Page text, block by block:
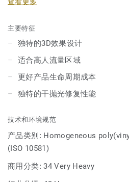
无方向性的3D效果。不论是需要人
Eminent都能为客户创造明快和谐
Eminent不仅拥有iQ系列优异的产
主要特征
独特的3D效果设计
适合高人流量区域
更好产品生命周期成本
独特的干抛光修复性能
技术和环境规范
产品类别: Homogeneous
(ISO 10581)
商用分类:34 Very Heavy